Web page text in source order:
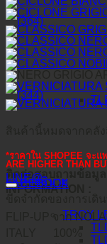
TROY
สินค้านี้หมดจากคลั
*ราคาใน SHOPEE จะแ
ARE HIGHER THAN
ติดต่อสอบถามข้อมูลเ
INFORMATION :
LINE@
FACEBOOK
คำอธิบาย
ขีดจำกัดของการเ
FLIP-UP จาก